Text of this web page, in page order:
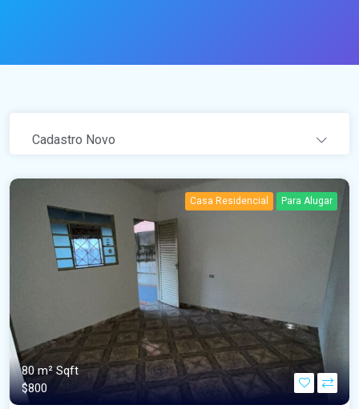
Cadastro Novo
Casa Residencial Para Alugar
80 m²Sqft
$800